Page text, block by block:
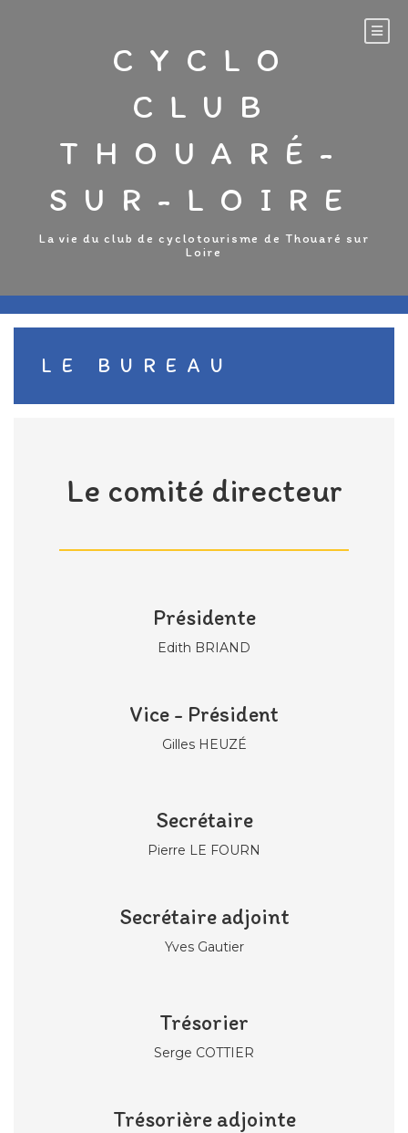
CYCLO
CLUB
THOUARÉ-
SUR-LOIRE
La vie du club de cyclotourisme de Thouaré sur
Loire
LE BUREAU
Le comité directeur
Présidente
Edith BRIAND
Vice - Président
Gilles HEUZÉ
Secrétaire
Pierre LE FOURN
Secrétaire adjoint
Yves Gautier
Trésorier
Serge COTTIER
Trésorière adjointe